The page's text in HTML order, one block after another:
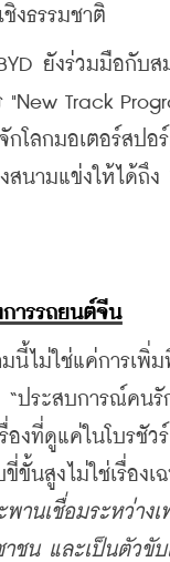
งธรรมชาติ
ยังร่วมมือกับส
"New Track
กโลกมอเตอร์สปอ
สนามแข่งให้ได้ถึ
ารรถยนต์จีน
ไม่ใช่แค่การเพิ่ม
“ประสบการณ์คนรั
รื่องที่ดูแค่ในโบรชั
ขั้นสูงไม่ใช่เรื่องเ
านเชื่อมระหว่างเ
าชน และเป็นตัวขั